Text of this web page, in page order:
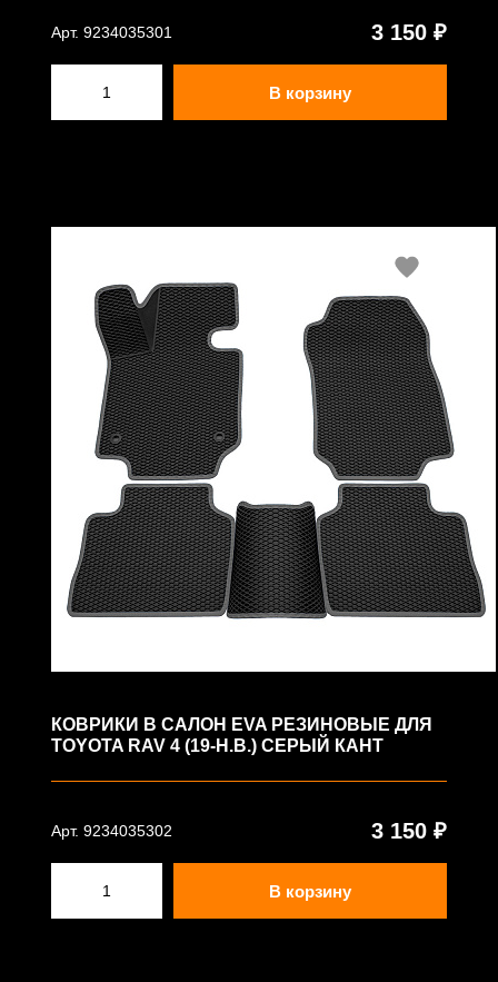
Арт. 9234035301 3 150 ₽
В корзину
КОВРИКИ В САЛОН EVA РЕЗИНОВЫЕ ДЛЯ
TOYOTA RAV 4 (19-Н.В.) СЕРЫЙ КАНТ
Арт. 9234035302 3 150 ₽
В корзину